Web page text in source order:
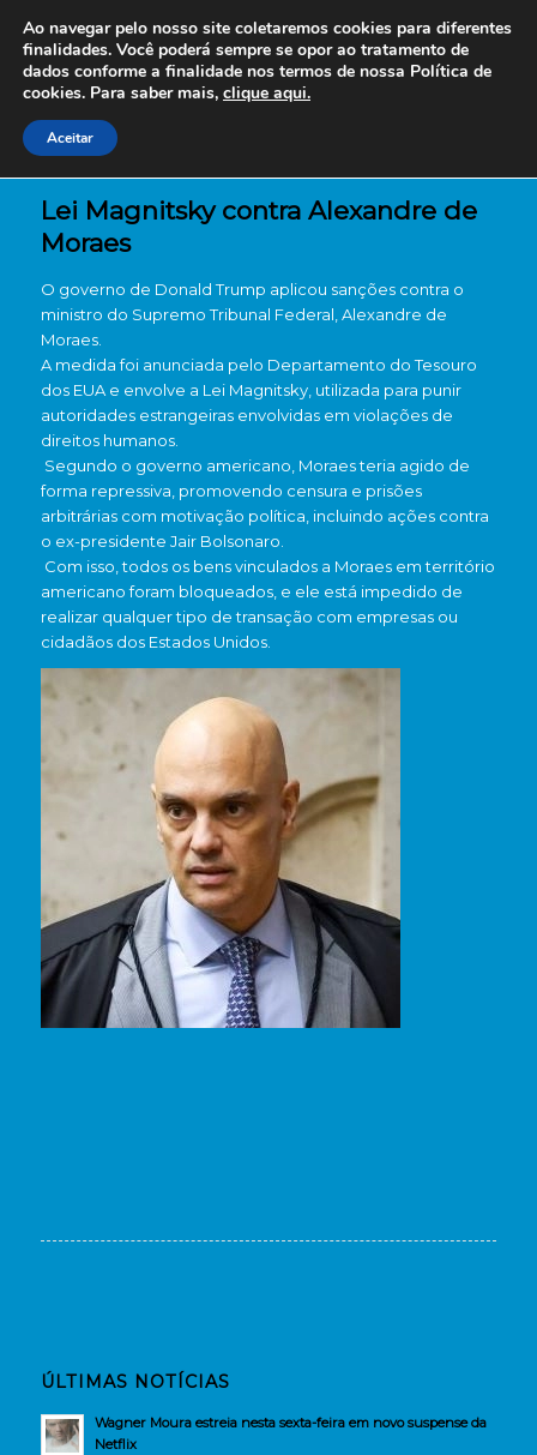
Lei Magnitsky contra Alexandre de
Moraes
O governo de Donald Trump aplicou sanções contra o
ministro do Supremo Tribunal Federal, Alexandre de
Moraes.
A medida foi anunciada pelo Departamento do Tesouro
dos EUA e envolve a Lei Magnitsky, utilizada para punir
autoridades estrangeiras envolvidas em violações de
direitos humanos.
Segundo o governo americano, Moraes teria agido de
forma repressiva, promovendo censura e prisões
arbitrárias com motivação política, incluindo ações contra
o ex-presidente Jair Bolsonaro.
Com isso, todos os bens vinculados a Moraes em território
americano foram bloqueados, e ele está impedido de
realizar qualquer tipo de transação com empresas ou
cidadãos dos Estados Unidos.
ÚLTIMAS NOTÍCIAS
Wagner Moura estreia nesta sexta-feira em novo suspense da
Netflix
Ao navegar pelo nosso site coletaremos cookies para diferentes
finalidades. Você poderá sempre se opor ao tratamento de
dados conforme a finalidade nos termos de nossa Política de
cookies. Para saber mais, clique aqui.
Aceitar